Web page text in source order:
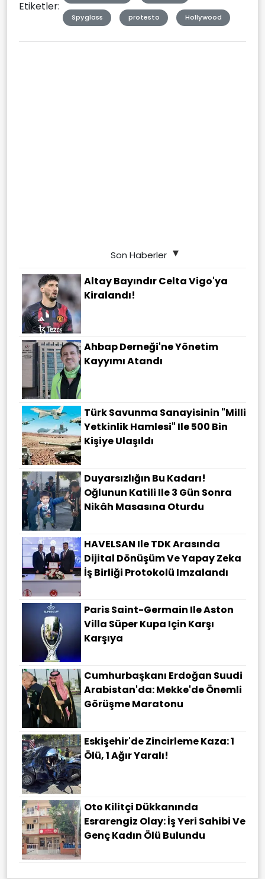
Etiketler:
Spyglass protesto Hollywood
Son Haberler
Altay Bayındır Celta Vigo'ya
Kiralandı!
Ahbap Derneği'ne Yönetim
Kayyımı Atandı
Türk Savunma Sanayisinin "Milli
Yetkinlik Hamlesi" Ile 500 Bin
Kişiye Ulaşıldı
Duyarsızlığın Bu Kadarı!
Oğlunun Katili Ile 3 Gün Sonra
Nikâh Masasına Oturdu
HAVELSAN Ile TDK Arasında
Dijital Dönüşüm Ve Yapay Zeka
İş Birliği Protokolü Imzalandı
Paris Saint-Germain Ile Aston
Villa Süper Kupa Için Karşı
Karşıya
Cumhurbaşkanı Erdoğan Suudi
Arabistan'da: Mekke'de Önemli
Görüşme Maratonu
Eskişehir'de Zincirleme Kaza: 1
Ölü, 1 Ağır Yaralı!
Oto Kilitçi Dükkanında
Esrarengiz Olay: İş Yeri Sahibi Ve
Genç Kadın Ölü Bulundu